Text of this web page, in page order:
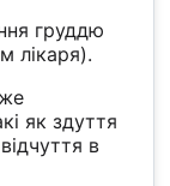
груддю
лікаря).
як здуття
в